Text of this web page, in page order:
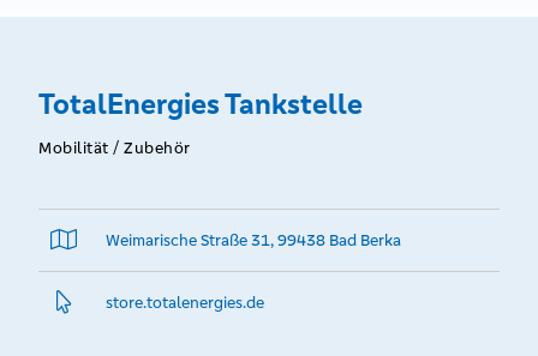
TotalEnergies Tankstelle
Mobilität / Zubehör
Weimarische Straße 31, 99438 Bad Berka
store.­totalenergies.­de